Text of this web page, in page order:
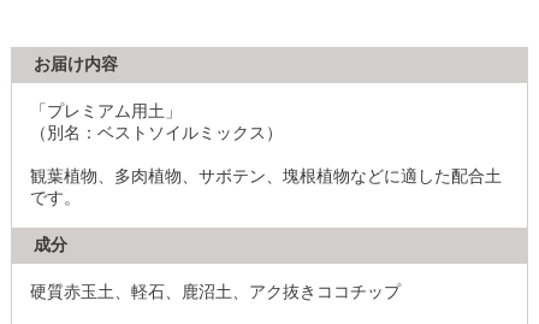
お届け内容
「プレミアム用土」
（別名：ベストソイルミックス）
観葉植物、多肉植物、サボテン、塊根植物などに適した配合土
です。
成分
硬質赤玉土、軽石、鹿沼土、アク抜きココチップ